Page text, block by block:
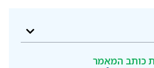
כותב המאמר